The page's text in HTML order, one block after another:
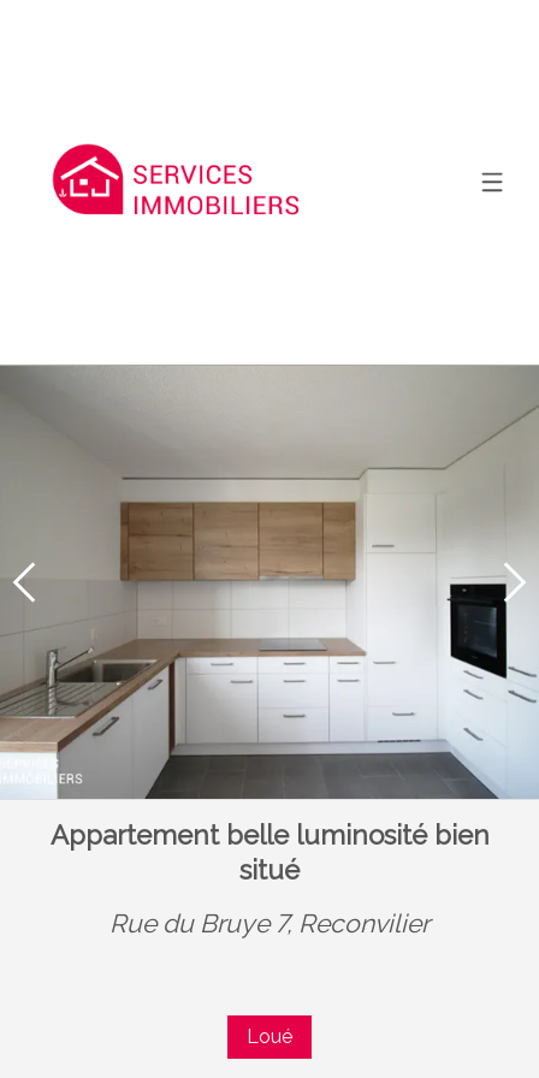
Appartement belle luminosité bien
situé
Rue du Bruye 7, Reconvilier
Loué